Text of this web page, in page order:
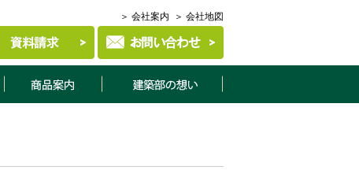
＞ 会社案内 ＞ 会社地図